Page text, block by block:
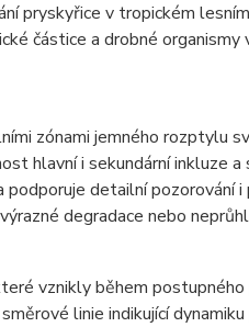
pryskyřice v tropickém
částice a drobné organismy
zónami jemného rozptylu
hlavní i sekundární inkluze
detailní pozorování
degradace nebo
vznikly během
linie indikující